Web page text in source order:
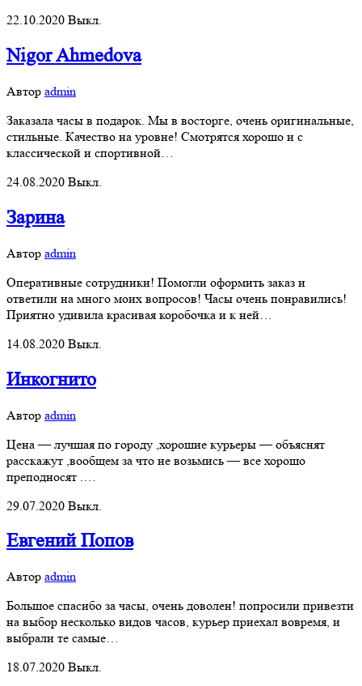
22.10.2020 Выкл.
Nigor Ahmedova
Автор admin
Заказала часы в подарок. Мы в восторге, очень оригинальные,
стильные. Качество на уровне! Смотрятся хорошо и с
классической и спортивной…
24.08.2020 Выкл.
Зарина
Автор admin
Оперативные сотрудники! Помогли оформить заказ и
ответили на много моих вопросов! Часы очень понравились!
Приятно удивила красивая коробочка и к ней…
14.08.2020 Выкл.
Инкогнито
Автор admin
Цена — лучшая по городу ,хорошие курьеры — объяснят
расскажут ,вообщем за что не возьмись — все хорошо
преподносят .…
29.07.2020 Выкл.
Евгений Попов
Автор admin
Большое спасибо за часы, очень доволен! попросили привезти
на выбор несколько видов часов, курьер приехал вовремя, и
выбрали те самые…
18.07.2020 Выкл.